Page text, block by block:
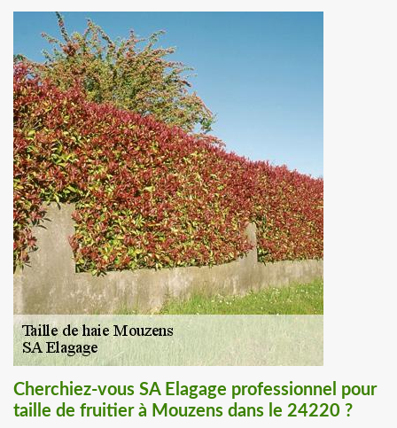
Cherchiez-vous SA Elagage professionnel pour
taille de fruitier à Mouzens dans le 24220 ?